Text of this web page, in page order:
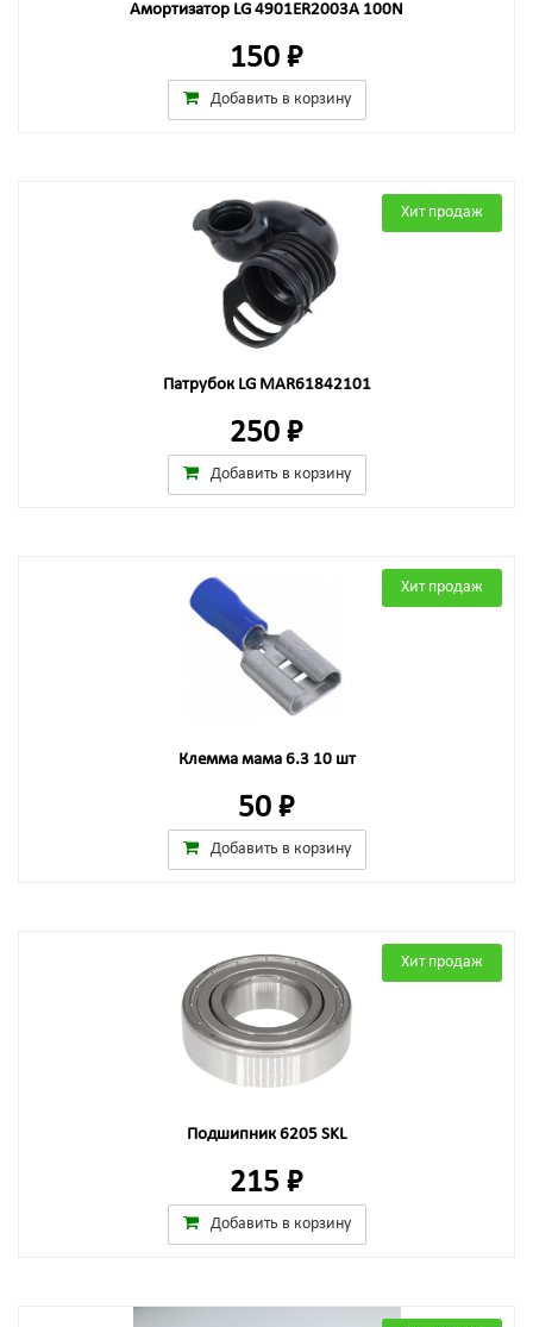
Амортизатор LG 4901ER2003A 100N
150 ₽
Добавить в корзину
Хит продаж
Патрубок LG MAR61842101
250 ₽
Добавить в корзину
Хит продаж
Клемма мама 6.3 10 шт
50 ₽
Добавить в корзину
Хит продаж
Подшипник 6205 SKL
215 ₽
Добавить в корзину